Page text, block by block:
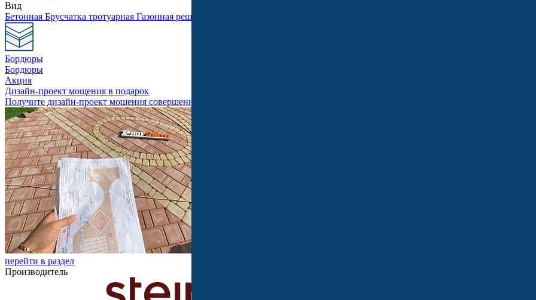
Вид
Бетонная Брусчатка тротуарная Газонная решетка
Бордюры
Бордюры
Акция
Дизайн-проект мощения в подарок
Получите дизайн-проект мощения совершенно бесплатно!
перейти в раздел
Производитель